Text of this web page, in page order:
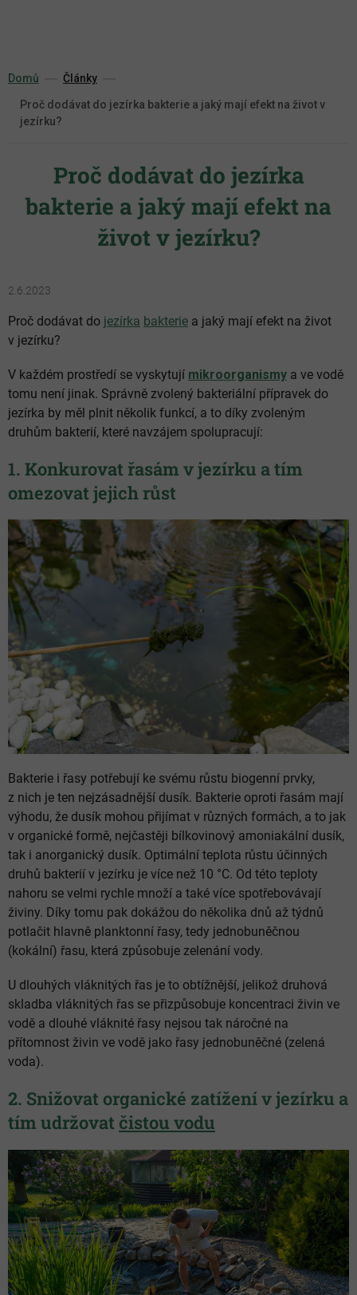
Domů Články
Proč dodávat do jezírka bakterie a jaký mají efekt na život v
jezírku?
Proč dodávat do jezírka
bakterie a jaký mají efekt na
život v jezírku?
2.6.2023
Proč dodávat do jezírka bakterie a jaký mají efekt na život
v jezírku?
V každém prostředí se vyskytují mikroorganismy a ve vodě
tomu není jinak. Správně zvolený bakteriální přípravek do
jezírka by měl plnit několik funkcí, a to díky zvoleným
druhům bakterií, které navzájem spolupracují:
1. Konkurovat řasám v jezírku a tím
omezovat jejich růst
Bakterie i řasy potřebují ke svému růstu biogenní prvky,
z nich je ten nejzásadnější dusík. Bakterie oproti řasám mají
výhodu, že dusík mohou přijímat v různých formách, a to jak
v organické formě, nejčastěji bílkovinový amoniakální dusík,
tak i anorganický dusík. Optimální teplota růstu účinných
druhů bakterií v jezírku je více než 10 °C. Od této teploty
nahoru se velmi rychle množí a také více spotřebovávají
živiny. Díky tomu pak dokážou do několika dnů až týdnů
potlačit hlavně planktonní řasy, tedy jednobuněčnou
(kokální) řasu, která způsobuje zelenání vody.
U dlouhých vláknitých řas je to obtížnější, jelikož druhová
skladba vláknitých řas se přizpůsobuje koncentraci živin ve
vodě a dlouhé vláknité řasy nejsou tak náročné na
přítomnost živin ve vodě jako řasy jednobuněčné (zelená
voda).
2. Snižovat organické zatížení v jezírku a
tím udržovat čistou vodu